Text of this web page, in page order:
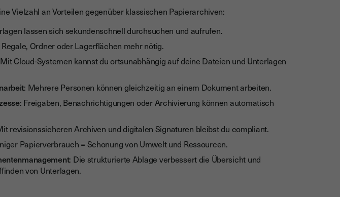
Vielzahl an Vorteilen gegenüber klassischen Papierarchiven:
lassen sich sekundenschnell durchsuchen und aufrufen.
Regale, Ordner oder Lagerflächen mehr nötig.
Cloud-Systemen kannst du ortsunabhängig auf deine Dateien und Unterlagen
: Mehrere Personen können gleichzeitig an einem Dokument arbeiten.
: Freigaben, Benachrichtigungen oder Archivierung können automatisch
revisionssicheren Archiven und digitalen Signaturen bleibst du compliant.
Papierverbrauch = Schonung von Umwelt und Ressourcen.
: Die strukturierte Ablage verbessert die Übersicht und
von Unterlagen.